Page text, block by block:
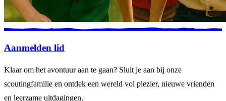
Aanmelden lid
Klaar om het avontuur aan te gaan? Sluit je aan bij onze
scoutingfamilie en ontdek een wereld vol plezier, nieuwe vrienden
en leerzame uitdagingen.